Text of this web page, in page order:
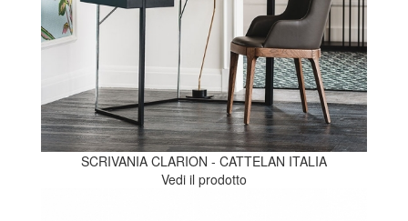
SCRIVANIA CLARION - CATTELAN ITALIA
Vedi il prodotto